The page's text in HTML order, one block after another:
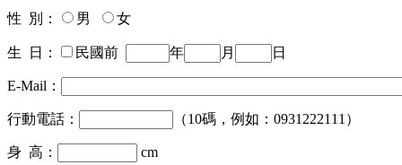
性 別： 男 女
生 日： 民國前 年 月 日
E-Mail：
行動電話： （10碼，例如：0931222111）
身 高： cm